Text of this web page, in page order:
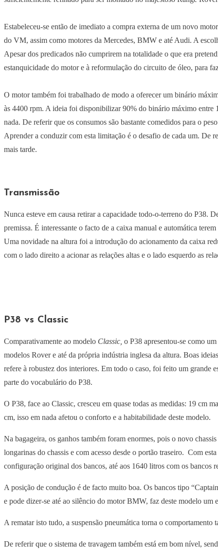
Estabeleceu-se então de imediato a compra externa de um novo
do VM, assim como motores da Mercedes, BMW e até Audi. A
Apesar dos predicados não cumprirem na totalidade o que era
estanquicidade do motor e à reformulação do circuito de óleo, para
O motor também foi trabalhado de modo a oferecer um binário
às 4400 rpm. A ideia foi disponibilizar 90% do binário máximo entre
nada. De referir que os consumos são bastante comedidos para o
Aprender a conduzir com esta limitação é o desafio de cada um. De
mais tarde.
Transmissão
Nunca esteve em causa retirar a capacidade todo-o-terreno do P38.
premissa. É interessante o facto de a caixa manual e automática
Uma novidade na altura foi a introdução do acionamento da caixa
com o lado direito a acionar as relações altas e o lado esquerdo as
P38 vs Classic
Comparativamente ao modelo Classic, o P38 apresentou-se como
modelos Rover e até da própria indústria inglesa da altura. Boas
refere à robustez dos interiores. Em todo o caso, foi feito um grande
parte do vocabulário do P38.
O P38, face ao Classic, cresceu em quase todas as medidas: 19 cm
cm, isso em nada afetou o conforto e a habitabilidade deste modelo.
Na bagageira, os ganhos também foram enormes, pois o novo
longarinas do chassis e com acesso desde o portão traseiro. Com
configuração original dos bancos, até aos 1640 litros com os bancos
A posição de condução é de facto muito boa. Os bancos tipo
e pode dizer-se até ao silêncio do motor BMW, faz deste modelo um
A rematar isto tudo, a suspensão pneumática torna o
De referir que o sistema de travagem também está em bom nível,